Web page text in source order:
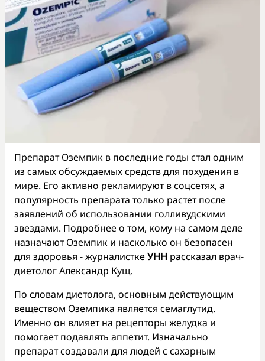
Препарат Оземпик в последние годы стал одним
из самых обсуждаемых средств для похудения в
мире. Его активно рекламируют в соцсетях, а
популярность препарата только растет после
заявлений об использовании голливудскими
звездами. Подробнее о том, кому на самом деле
назначают Оземпик и насколько он безопасен
для здоровья - журналистке УНН рассказал врач-
диетолог Александр Кущ.
По словам диетолога, основным действующим
веществом Оземпика является семаглутид.
Именно он влияет на рецепторы желудка и
помогает подавлять аппетит. Изначально
препарат создавали для людей с сахарным